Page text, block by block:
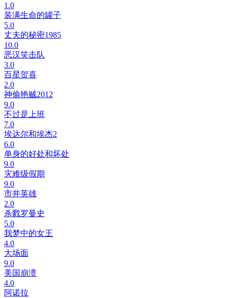
1.0
装满生命的罐子
5.0
丈夫的秘密1985
10.0
恶汉笑击队
3.0
百星贺喜
2.0
神偷艳贼2012
9.0
不过是上班
7.0
埃达尔和埃杰2
6.0
单身的好处和坏处
9.0
灾难级假期
9.0
市井英雄
2.0
杀戮罗曼史
5.0
我梦中的女王
4.0
大场面
9.0
美国崩溃
4.0
阿诺拉